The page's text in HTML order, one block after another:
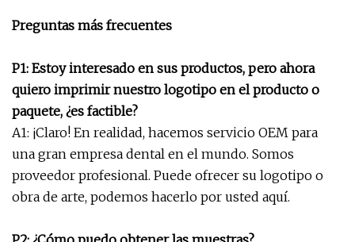
Preguntas más frecuentes
P1: Estoy interesado en sus productos, pero ahora
quiero imprimir nuestro logotipo en el producto o
paquete, ¿es factible?
A1: ¡Claro! En realidad, hacemos servicio OEM para
una gran empresa dental en el mundo. Somos
proveedor profesional. Puede ofrecer su logotipo o
obra de arte, podemos hacerlo por usted aquí.